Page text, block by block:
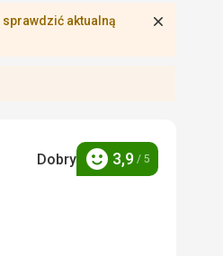
aktualną
Dobry Ocena
3,9 / 5